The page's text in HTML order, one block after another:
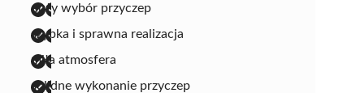
duży wybór przyczep
szybka i sprawna realizacja
miła atmosfera
solidne wykonanie przyczep